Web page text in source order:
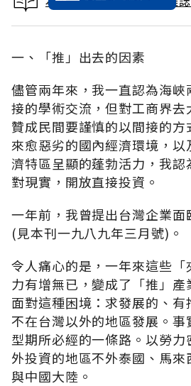
一、「推」出去的因素
儘管兩年來，我一直認為海
接的學術交流，但對工商界去
贊成民間要謹慎的以間接的
來愈惡劣的國內經濟環境，
濟特區呈顯的蓬勃活力，我
對現實，開放直接投資。
一年前，我曾提出台灣企業面
(見本刊一九八九年三月號)。
令人痛心的是，一年來這些
力有增無已，變成了「推」產
面對這種困境：求發展的、
不在台灣以外的地區發展。
型期所必經的一條路。以勞
外投資的地區不外泰國、馬
與中國大陸。